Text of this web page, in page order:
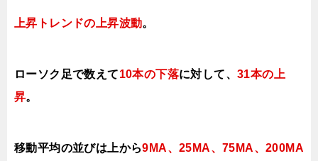
上昇トレンドの上昇波動。
ローソク足で数えて10本の下落に対して、31本の上
昇。
移動平均の並びは上から9MA、25MA、75MA、200MA